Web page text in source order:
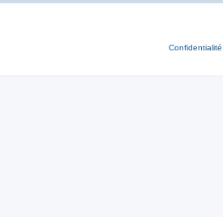
Confidentialité